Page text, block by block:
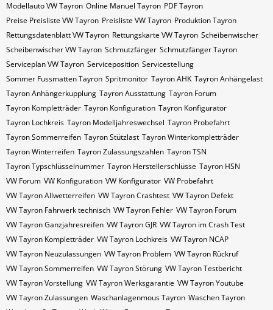
Modellauto VW Tayron Online Manuel Tayron PDF Tayron
Preise Preisliste VW Tayron Preisliste VW Tayron Produktion Tayron
Rettungsdatenblatt VW Tayron Rettungskarte VW Tayron Scheibenwischer
Scheibenwischer VW​ Tayron Schmutzfänger Schmutzfänger Tayron
Serviceplan VW Tayron Serviceposition Servicestellung
Sommer Fussmatten Tayron Spritmonitor Tayron AHK Tayron Anhängelast
Tayron Anhängerkupplung Tayron Ausstattung Tayron Forum
Tayron Kompletträder Tayron Konfiguration Tayron Konfigurator
Tayron Lochkreis Tayron Modelljahreswechsel Tayron Probefahrt
Tayron Sommerreifen Tayron Stützlast Tayron Winterkompletträder
Tayron Winterreifen Tayron Zulassungszahlen Tayron​​​​ TSN
Tayron​​​​ Typschlüsselnummer Tayron​​​​​ Herstellerschlüsse Tayron​​​​​ HSN
VW Forum VW Konfiguration VW Konfigurator VW Probefahrt
VW Tayron Allwetterreifen VW Tayron Crashtest VW Tayron Defekt
VW Tayron Fahrwerk technisch VW Tayron Fehler VW Tayron Forum
VW Tayron Ganzjahresreifen VW Tayron GJR VW Tayron im Crash Test
VW Tayron Kompletträder VW Tayron Lochkreis VW Tayron NCAP
VW Tayron Neuzulassungen VW Tayron Problem VW Tayron Rückruf
VW Tayron Sommerreifen VW Tayron Störung VW Tayron Testbericht
VW Tayron Vorstellung VW Tayron Werksgarantie VW Tayron Youtube
VW Tayron Zulassungen Waschanlagenmous Tayron Waschen Tayron